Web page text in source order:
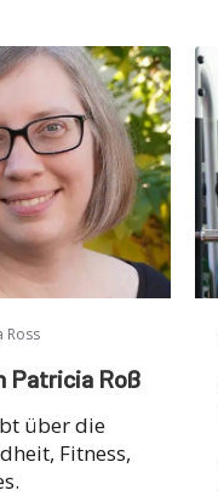
Ross
Roß
über die
Fitness,